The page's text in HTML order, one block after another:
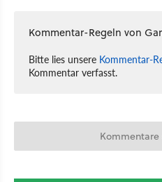
Kommentar-Regeln von
Bitte lies unsere Kommentar-
Kommentar verfasst.